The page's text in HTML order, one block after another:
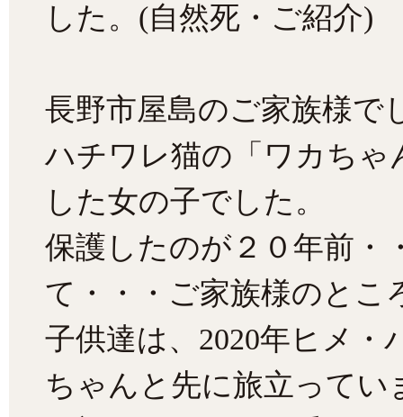
した。(自然死・ご紹介)
長野市屋島のご家族様で
ハチワレ猫の「ワカちゃ
した女の子でした。
保護したのが２０年前・
て・・・ご家族様のとこ
子供達は、2020年ヒメ
ちゃんと先に旅立ってい